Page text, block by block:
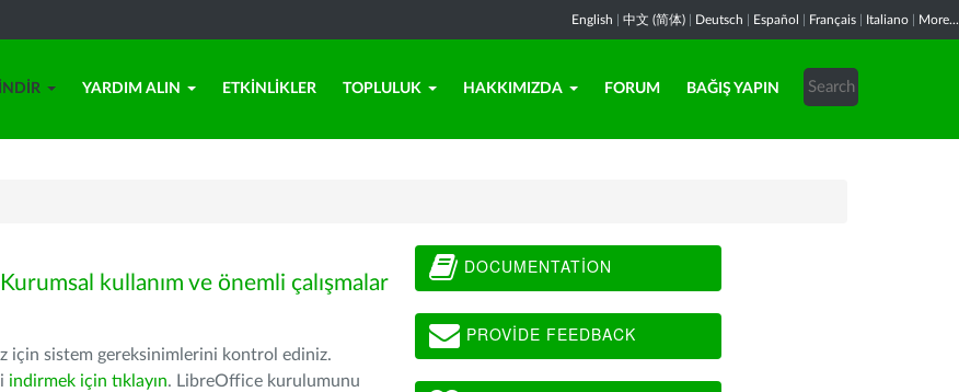
English 中文 (简体) Deutsch Español Français Italiano More...
İNDIR YARDIM ALIN ETKINLIKLER TOPLULUK HAKKIMIZDA FORUM BAĞIŞ YAPIN
kullanım ve önemli çalışmalar
için sistem gereksinimlerini kontrol ediniz.
indirmek için tıklayın. LibreOffice kurulumunu
DOCUMENTATION
PROVIDE FEEDBACK